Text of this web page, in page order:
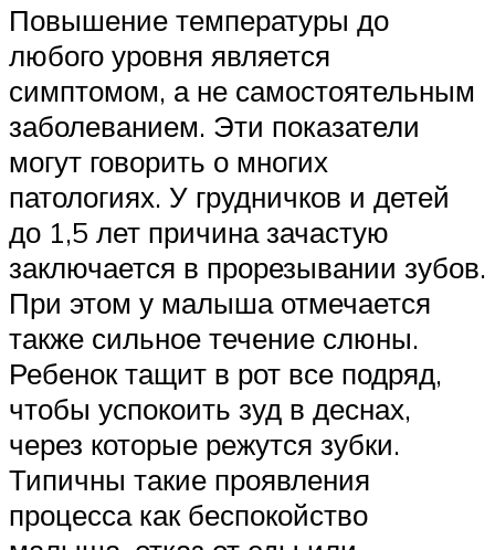
Повышение температуры до
любого уровня является
симптомом, а не самостоятельным
заболеванием. Эти показатели
могут говорить о многих
патологиях. У грудничков и детей
до 1,5 лет причина зачастую
заключается в прорезывании зубов.
При этом у малыша отмечается
также сильное течение слюны.
Ребенок тащит в рот все подряд,
чтобы успокоить зуд в деснах,
через которые режутся зубки.
Типичны такие проявления
процесса как беспокойство